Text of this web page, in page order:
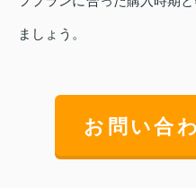
ましょう。
お問い合